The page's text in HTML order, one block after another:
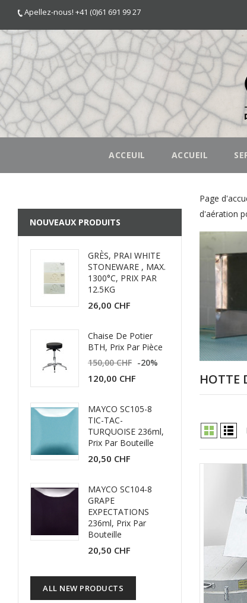
Apellez-nous! +41 (0)61 691 99 27
ACCEUIL ACCUEIL
NOUVEAUX PRODUITS
GRÈS, PRAI WHITE
STONEWARE , MAX.
1300°C, PRIX PAR
12.5KG
26,00 CHF
Chaise De Potier
BTH, Prix Par Pièce
150,00 CHF -20%
120,00 CHF
MAYCO SC105-8
TIC-TAC-
TURQUOISE 236ml,
Prix Par Bouteille
20,50 CHF
MAYCO SC104-8
GRAPE
EXPECTATIONS
236ml, Prix Par
Bouteille
20,50 CHF
ALL NEW PRODUCTS
Page
d'aération
HOTTE